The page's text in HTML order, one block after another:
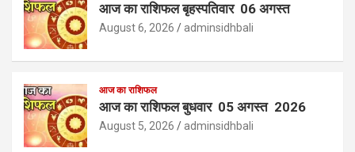
आज का राशिफल बृहस्पतिवार 06 अगस्त
August 6, 2026 adminsidhbali
आज का राशिफल
आज का राशिफल बुधवार 05 अगस्त 2026
August 5, 2026 adminsidhbali